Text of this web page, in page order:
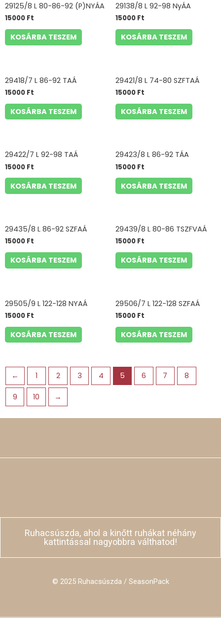
29125/8 L 80-86-92 (P)NYÁA
15000 Ft
KOSÁRBA TESZEM
29138/8 L 92-98 NyÁA
15000 Ft
KOSÁRBA TESZEM
29418/7 L 86-92 TAÁ
15000 Ft
KOSÁRBA TESZEM
29421/8 L 74-80 SZFTAÁ
15000 Ft
KOSÁRBA TESZEM
29422/7 L 92-98 TAÁ
15000 Ft
KOSÁRBA TESZEM
29423/8 L 86-92 TÁA
15000 Ft
KOSÁRBA TESZEM
29435/8 L 86-92 SZFAÁ
15000 Ft
KOSÁRBA TESZEM
29439/8 L 80-86 TSZFVAÁ
15000 Ft
KOSÁRBA TESZEM
29505/9 L 122-128 NYAÁ
15000 Ft
KOSÁRBA TESZEM
29506/7 L 122-128 SZFAÁ
15000 Ft
KOSÁRBA TESZEM
← 1 2 3 4 5 6 7 8
9 10 →
Ruhacsúszda, ahol a kinőtt ruhákat néhány
kattintással nagyobbra válthatod!
© 2025 Ruhacsúszda / SeasonPack